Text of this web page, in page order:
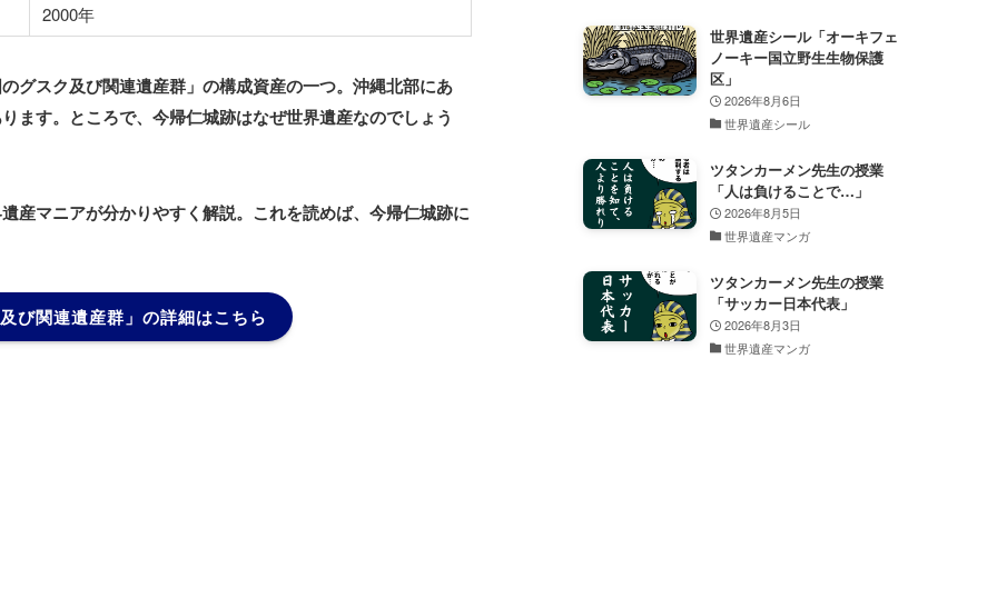
2000年
グスク及び関連遺産群」の構成資産の一つ。沖縄北部にあ
ます。ところで、今帰仁城跡はなぜ世界遺産なのでしょう
産マニアが分かりやすく解説。これを読めば、今帰仁城跡に
び関連遺産群」の詳細はこちら
世界遺産シール「オーキフェ
ノーキー国立野生生物保護
区」
2026年8月6日
世界遺産シール
ツタンカーメン先生の授業
「人は負けることで…」
2026年8月5日
世界遺産マンガ
ツタンカーメン先生の授業
「サッカー日本代表」
2026年8月3日
世界遺産マンガ